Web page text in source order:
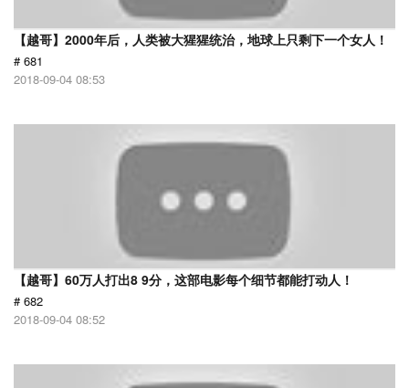
【越哥】2000年后，人类被大猩猩统治，地球上只剩下一个女人！
# 681
2018-09-04 08:53
【越哥】60万人打出8 9分，这部电影每个细节都能打动人！
# 682
2018-09-04 08:52